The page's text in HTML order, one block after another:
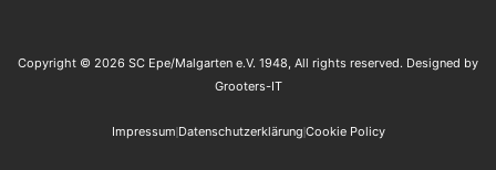
Copyright © 2026 SC Epe/Malgarten e.V. 1948, All rights reserved. Designed by
Grooters-IT
ImpressumDatenschutzerklärungCookie Policy